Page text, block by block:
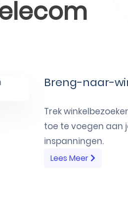
Breng-naar-
Trek
toe te voegen aan
inspanningen.
Lees Meer